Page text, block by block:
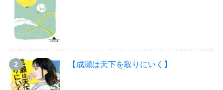
【成瀬は天下を取りにいく】